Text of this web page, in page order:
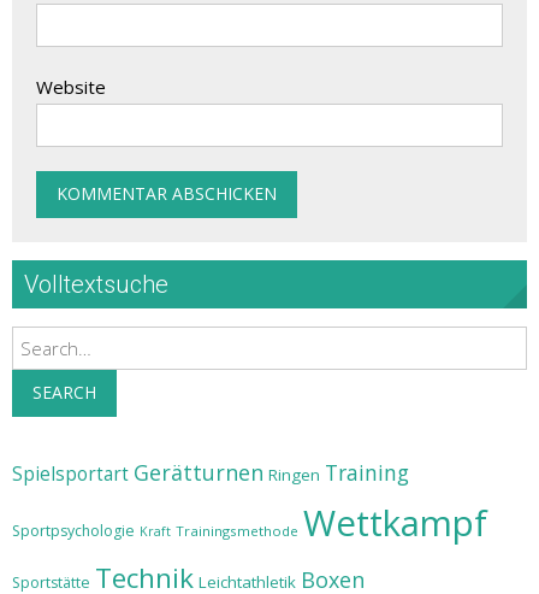
Website
Volltextsuche
Search
SEARCH
Spielsportart Gerätturnen Ringen Training
Sportpsychologie Kraft Trainingsmethode Wettkampf
Sportstätte Technik Leichtathletik Boxen